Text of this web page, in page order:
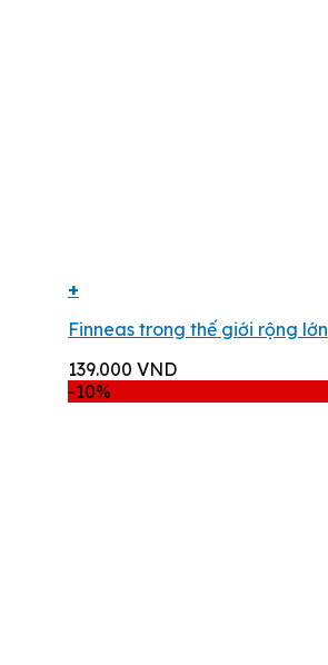
+
Finneas trong thế giới rộng lớn
139.000 VND
-10%